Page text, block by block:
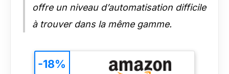
offre un niveau d’automatisation difficile
à trouver dans la même gamme.
-18%